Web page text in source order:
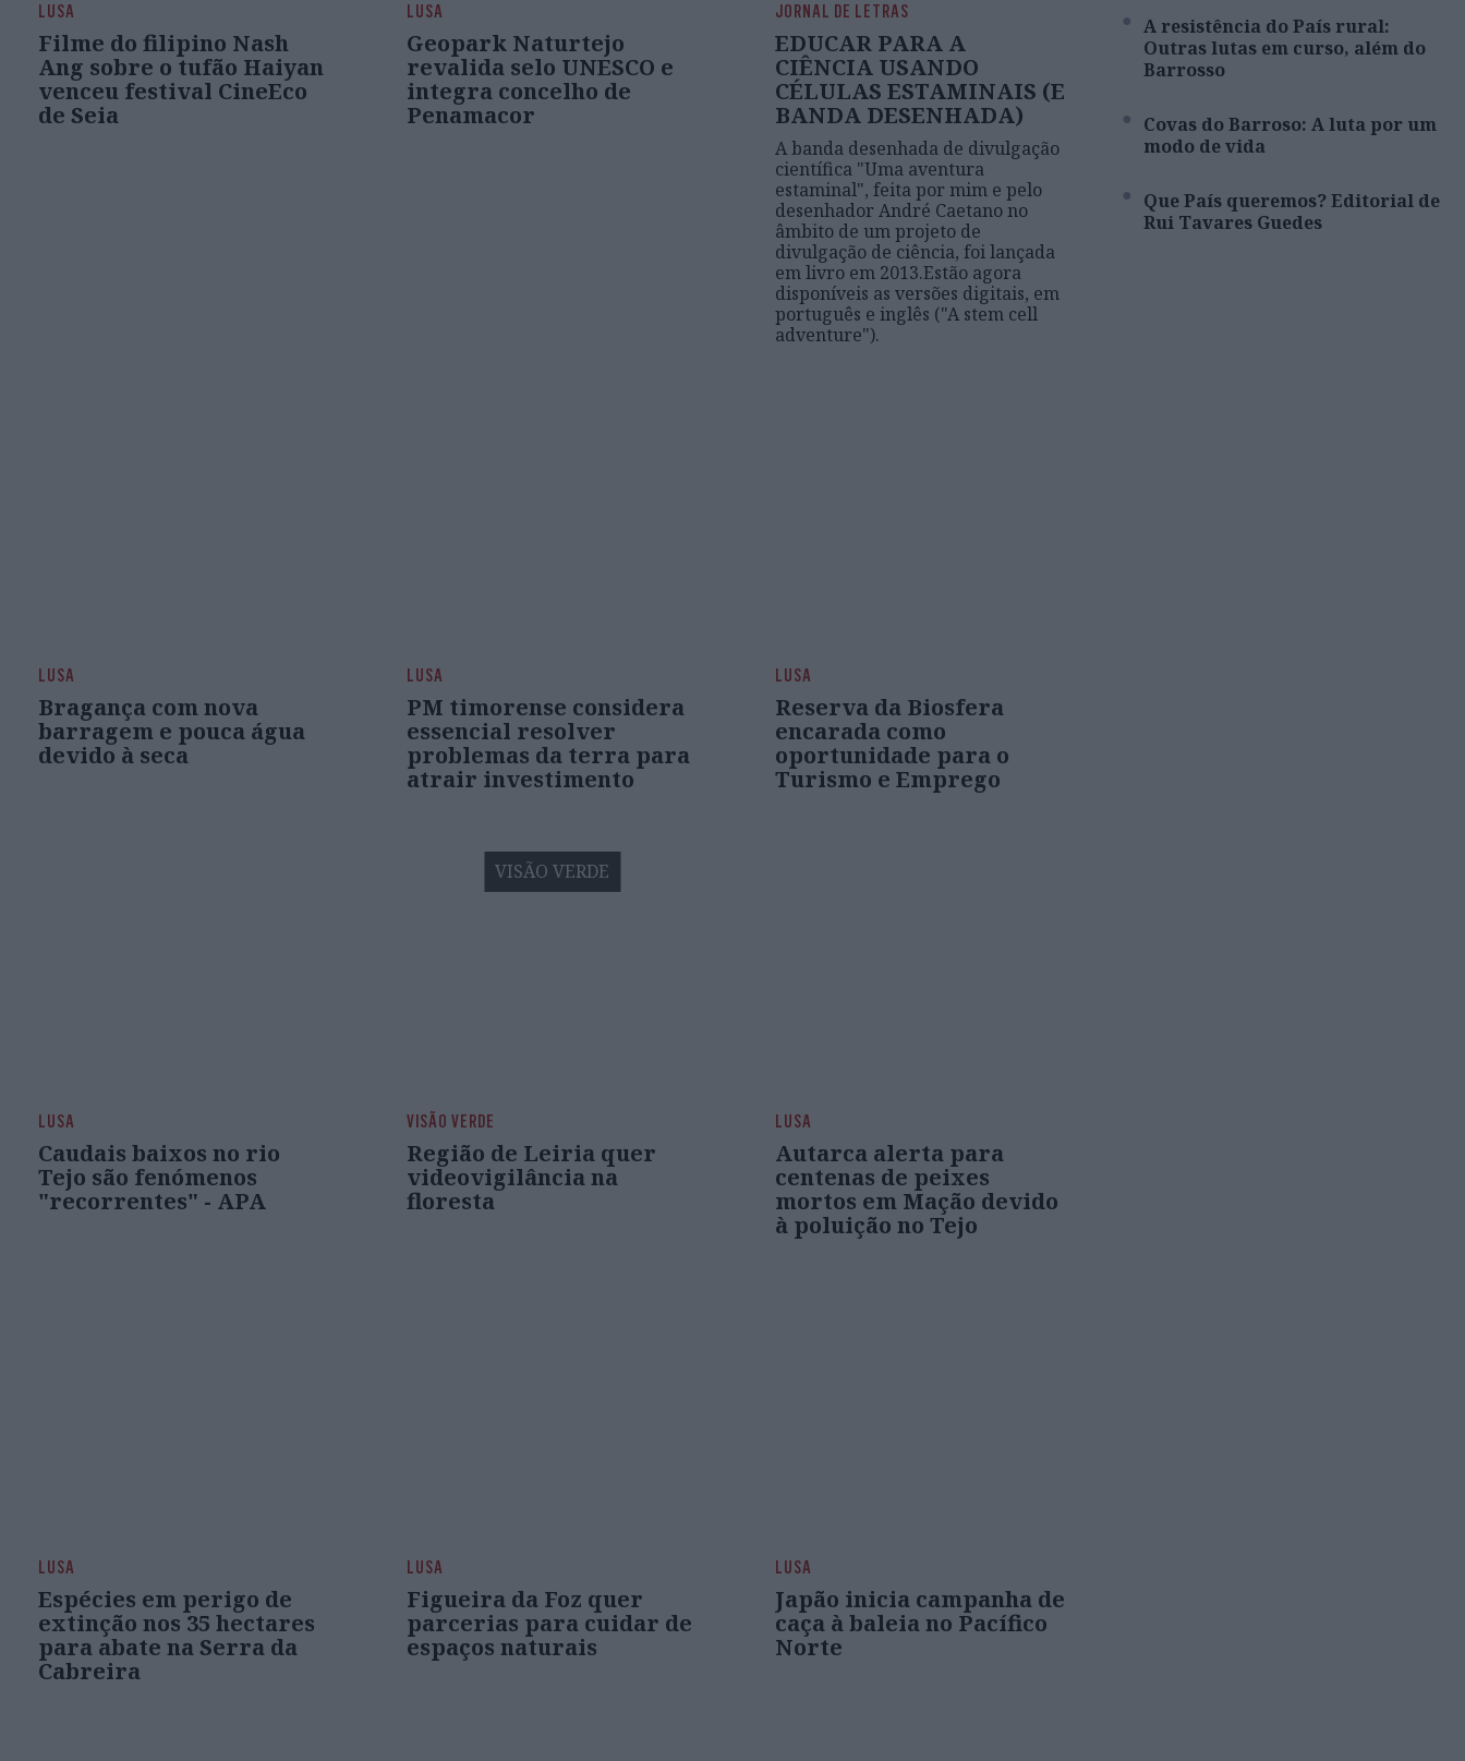
LUSA
Filme do filipino Nash
Ang sobre o tufão Haiyan
venceu festival CineEco
de Seia
LUSA
Geopark Naturtejo
revalida selo UNESCO e
integra concelho de
Penamacor
JORNAL DE LETRAS
EDUCAR PARA A
CIÊNCIA USANDO
CÉLULAS ESTAMINAIS (E
BANDA DESENHADA)
A banda desenhada de divulgação
científica "Uma aventura
estaminal", feita por mim e pelo
desenhador André Caetano no
âmbito de um projeto de
divulgação de ciência, foi lançada
em livro em 2013.Estão agora
disponíveis as versões digitais, em
português e inglês ("A stem cell
adventure").
LUSA
Bragança com nova
barragem e pouca água
devido à seca
LUSA
PM timorense considera
essencial resolver
problemas da terra para
atrair investimento
LUSA
Reserva da Biosfera
encarada como
oportunidade para o
Turismo e Emprego
LUSA
Caudais baixos no rio
Tejo são fenómenos
"recorrentes" - APA
VISÃO VERDE
VISÃO VERDE
Região de Leiria quer
videovigilância na
floresta
LUSA
Autarca alerta para
centenas de peixes
mortos em Mação devido
à poluição no Tejo
LUSA
Espécies em perigo de
extinção nos 35 hectares
para abate na Serra da
Cabreira
LUSA
Figueira da Foz quer
parcerias para cuidar de
espaços naturais
LUSA
Japão inicia campanha de
caça à baleia no Pacífico
Norte
A resistência do País rural:
Outras lutas em curso, além do
Barrosso
Covas do Barroso: A luta por um
modo de vida
Que País queremos? Editorial de
Rui Tavares Guedes